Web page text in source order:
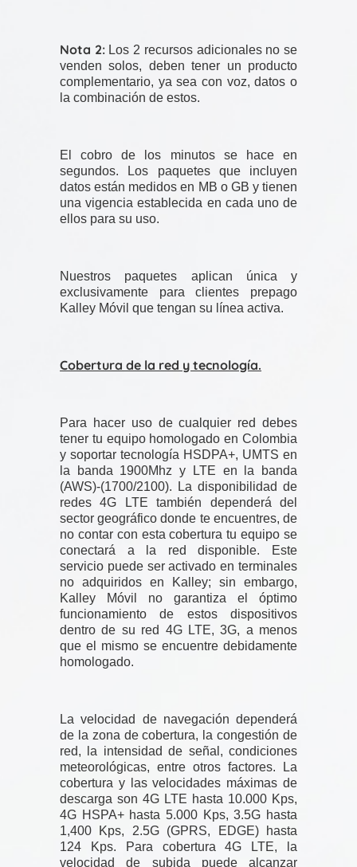
Nota 2:Los 2 recursos adicionales no se
venden solos, deben tener un producto
complementario, ya sea con voz, datos o
la combinación de estos.
El cobro de los minutos se hace en
segundos. Los paquetes que incluyen
datos están medidos en MB o GB y tienen
una vigencia establecida en cada uno de
ellos para su uso.
Nuestros paquetes aplican única y
exclusivamente para clientes prepago
Kalley Móvil que tengan su línea activa.
Cobertura de la red y tecnología.
Para hacer uso de cualquier red debes
tener tu equipo homologado en Colombia
y soportar tecnología HSDPA+, UMTS en
la banda 1900Mhz y LTE en la banda
(AWS)-(1700/2100). La disponibilidad de
redes 4G LTE también dependerá del
sector geográfico donde te encuentres, de
no contar con esta cobertura tu equipo se
conectará a la red disponible. Este
servicio puede ser activado en terminales
no adquiridos en Kalley; sin embargo,
Kalley Móvil no garantiza el óptimo
funcionamiento de estos dispositivos
dentro de su red 4G LTE, 3G, a menos
que el mismo se encuentre debidamente
homologado.
La velocidad de navegación dependerá
de la zona de cobertura, la congestión de
red, la intensidad de señal, condiciones
meteorológicas, entre otros factores. La
cobertura y las velocidades máximas de
descarga son 4G LTE hasta 10.000 Kps,
4G HSPA+ hasta 5.000 Kps, 3.5G hasta
1,400 Kps, 2.5G (GPRS, EDGE) hasta
124 Kps. Para cobertura 4G LTE, la
velocidad de subida puede alcanzar